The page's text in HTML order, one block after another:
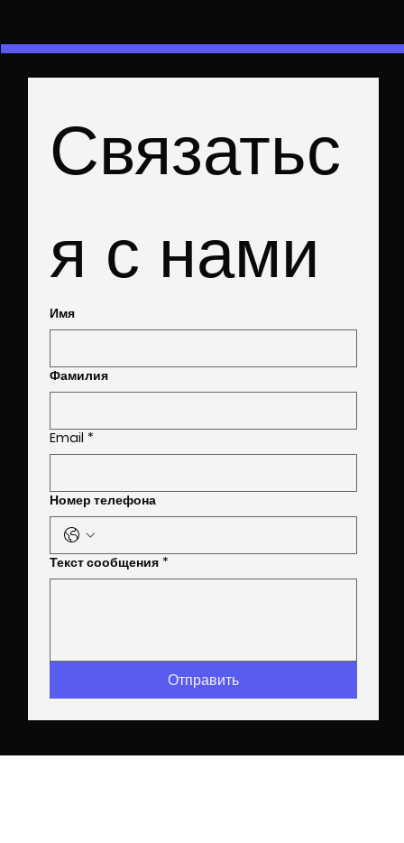
Last name
I’m interested in
Связатьс
я с нами
Имя
Фамилия
Email *
Номер телефона
Текст сообщения *
Отправить